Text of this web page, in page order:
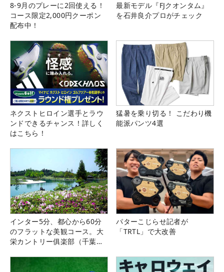
8-9月のプレーに2回使える！
コース限定2,000円クーポン
配布中！
最新モデル『FJクオンタム』
を石井良介プロがチェック
ネクストヒロイン選手とラウ
ンドできるチャンス！詳しく
はこちら！
猛暑を乗り切る！ こだわり機
能派パンツ4選
インター5分、都心から60分
のフラットな美観コース。大
栄カントリー俱楽部（千葉
パターこじらせ記者が
「TRTL」で大改善